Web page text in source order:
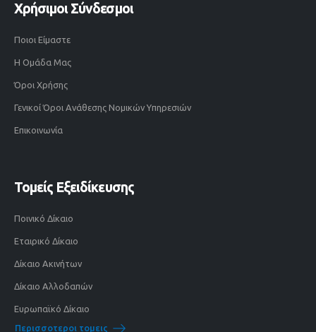
Χρήσιμοι Σύνδεσμοι
Ποιοι Είμαστε
Η Ομάδα Μας
Όροι Χρήσης
Γενικοί Όροι Ανάθεσης Νομικών Υπηρεσιών
Επικοινωνία
Τομείς Εξειδίκευσης
Ποινικό Δίκαιο
Εταιρικό Δίκαιο
Δίκαιο Ακινήτων
Δίκαιο Αλλοδαπών
Ευρωπαϊκό Δίκαιο
Περισσοτεροι τομεις